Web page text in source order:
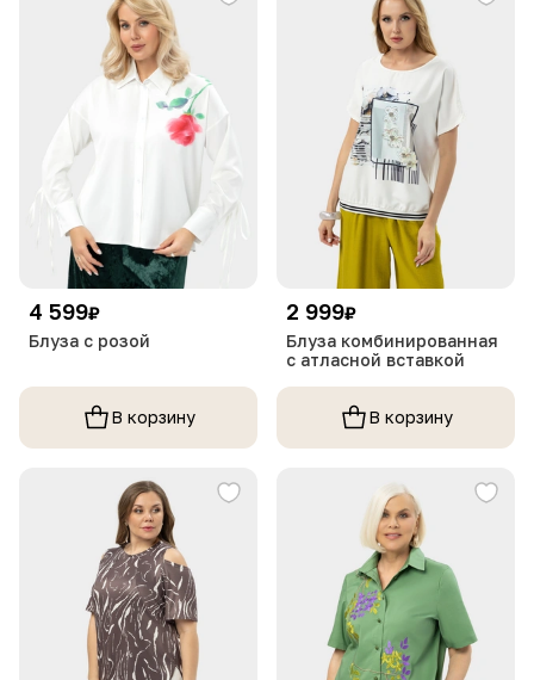
4 599₽
Блуза с розой
В корзину
2 999₽
Блуза комбинированная
с атласной вставкой
В корзину